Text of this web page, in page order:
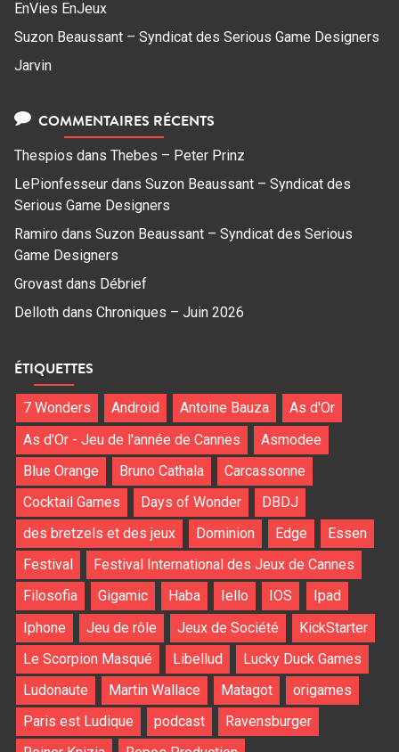
EnVies EnJeux
Suzon Beaussant – Syndicat des Serious Game Designers
Jarvin
COMMENTAIRES RÉCENTS
Thespios dans Thebes – Peter Prinz
LePionfesseur dans Suzon Beaussant – Syndicat des
Serious Game Designers
Ramiro dans Suzon Beaussant – Syndicat des Serious
Game Designers
Grovast dans Débrief
Delloth dans Chroniques – Juin 2026
ÉTIQUETTES
7 Wonders Android Antoine Bauza
As d'Or
As d'Or - Jeu de l'année de Cannes
Asmodee
Blue Orange
Bruno Cathala
Carcassonne
Cocktail Games
Days of Wonder
DBDJ
des bretzels et des jeux
Dominion Edge
Essen
Festival
Festival International des Jeux de Cannes
Filosofia
Gigamic Haba Iello IOS
Ipad
Iphone
Jeu de rôle Jeux de Société
KickStarter
Le Scorpion Masqué
Libellud
Lucky Duck Games
Ludonaute
Martin Wallace Matagot
origames
Paris est Ludique
podcast
Ravensburger